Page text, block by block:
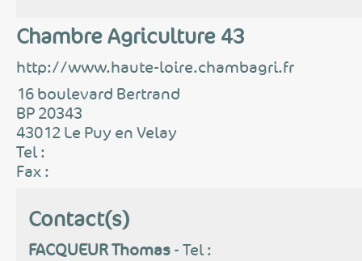
Chambre Agriculture 43
http://www.haute-loire.chambagri.fr
16 boulevard Bertrand
BP 20343
43012 Le Puy en Velay
Tel :
Fax :
Contact(s)
FACQUEUR Thomas- Tel :